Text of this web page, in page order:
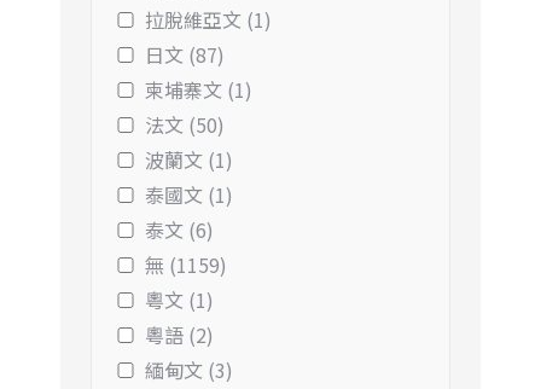
拉脫維亞文 (1)
日文 (87)
柬埔寨文 (1)
法文 (50)
波蘭文 (1)
泰國文 (1)
泰文 (6)
無 (1159)
粵文 (1)
粵語 (2)
緬甸文 (3)